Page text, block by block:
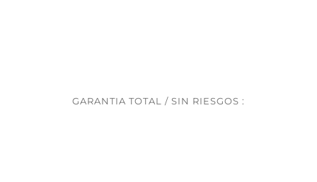
GARANTIA TOTAL / SIN RIESGOS :